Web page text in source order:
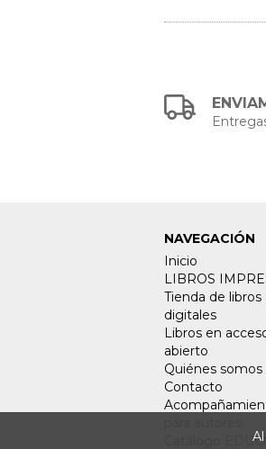
NAVEGACIÓN
Inicio
LIBROS
Tienda de libros
digitales
Libros en
abierto
Quiénes somos
Contacto
Catálogo